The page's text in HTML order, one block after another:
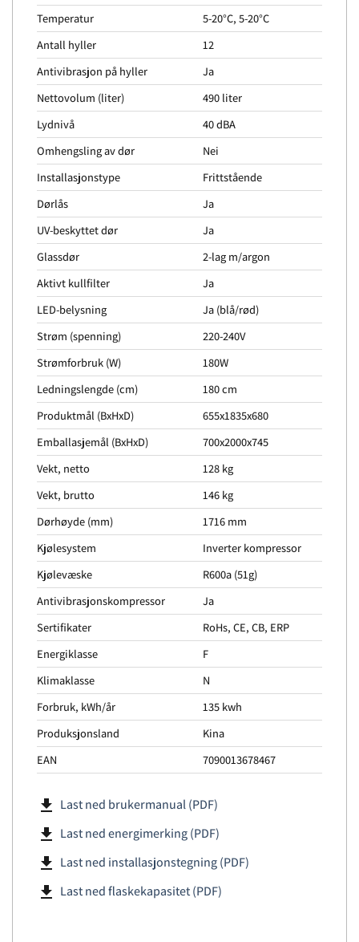
Temperatur
5-20°C, 5-20°C
Antall hyller
12
Antivibrasjon på hyller
Ja
Nettovolum (liter)
490 liter
Lydnivå
40 dBA
Omhengsling av dør
Nei
Installasjonstype
Frittstående
Dørlås
Ja
UV-beskyttet dør
Ja
Glassdør
2-lag m/argon
Aktivt kullfilter
Ja
LED-belysning
Ja (blå/rød)
Strøm (spenning)
220-240V
Strømforbruk (W)
180W
Ledningslengde (cm)
180 cm
Produktmål (BxHxD)
655x1835x680
Emballasjemål (BxHxD)
700x2000x745
Vekt, netto
128 kg
Vekt, brutto
146 kg
Dørhøyde (mm)
1716 mm
Kjølesystem
Inverter kompressor
Kjølevæske
R600a (51g)
Antivibrasjonskompressor
Ja
Sertifikater
RoHs, CE, CB, ERP
Energiklasse
F
Klimaklasse
N
Forbruk, kWh/år
135 kwh
Produksjonsland
Kina
EAN
7090013678467
file_download Last ned brukermanual (PDF)
file_download Last ned energimerking (PDF)
file_download Last ned installasjonstegning (PDF)
file_download Last ned flaskekapasitet (PDF)